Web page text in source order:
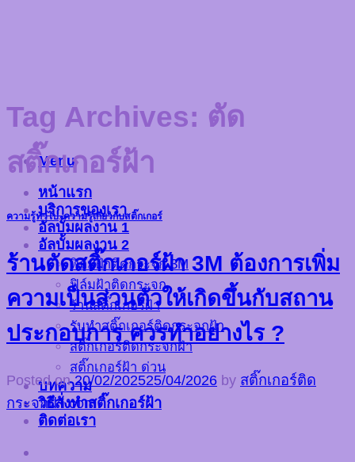
Menu
หน้าแรก
บริการของเรา
อัลบั้มผลงาน 1
อัลบั้มผลงาน 2
ฟิล์มฝ้าติดกระจก 3M
ฟิล์มฝ้าติดกระจก
ร้านสติ๊กเกอร์ฝ้า
รับทำสติ๊กเกอร์ติดกระจกฝ้า
สติ๊กเกอร์ติดกระจกฝ้า
สติ๊กเกอร์ฝ้า ด่วน
บทความ
วิธีสั่งทำสติ๊กเกอร์ฝ้า
ติดต่อเรา
Tag Archives: ตัด
สติ๊กเกอร์ฝ้า
ความรู้ทั่วไป,ความรู้เกี่ยวกับสติ๊กเกอร์
ร้านตัดสติ๊กเกอร์ฝ้า 3M ต้องการเพิ่ม
ความเป็นส่วนตัวให้เกิดขึ้นกับสถาน
ประกอบการ ควรทำอย่างไร ?
Posted on20/02/202525/04/2026 by สติ๊กเกอร์ติด
กระจกฝ้า.com